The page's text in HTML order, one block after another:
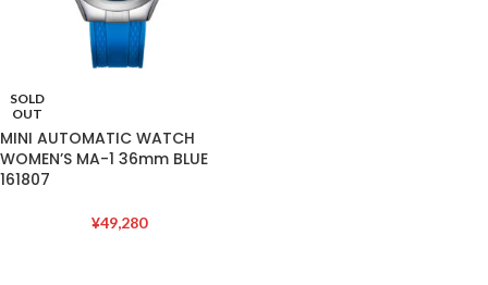
SOLD
OUT
MINI AUTOMATIC WATCH
WOMEN’S MA-1 36mm BLUE
161807
¥49,280